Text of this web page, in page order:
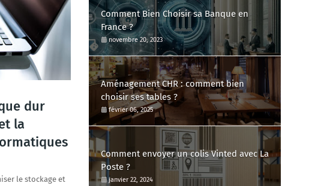
dur
la
le stockage et
Comment Bien Choisir sa Banque en
France ?
novembre 20, 2023
Aménagement CHR : comment bien
choisir ses tables ?
février 06, 2025
Comment envoyer un colis Vinted avec La
Poste ?
janvier 22, 2024